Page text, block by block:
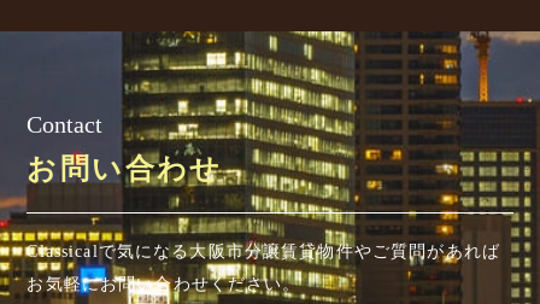
Contact
お問い合わせ
Classicalで気になる大阪市分譲賃貸物件やご質問があれば
お気軽にお問い合わせください。